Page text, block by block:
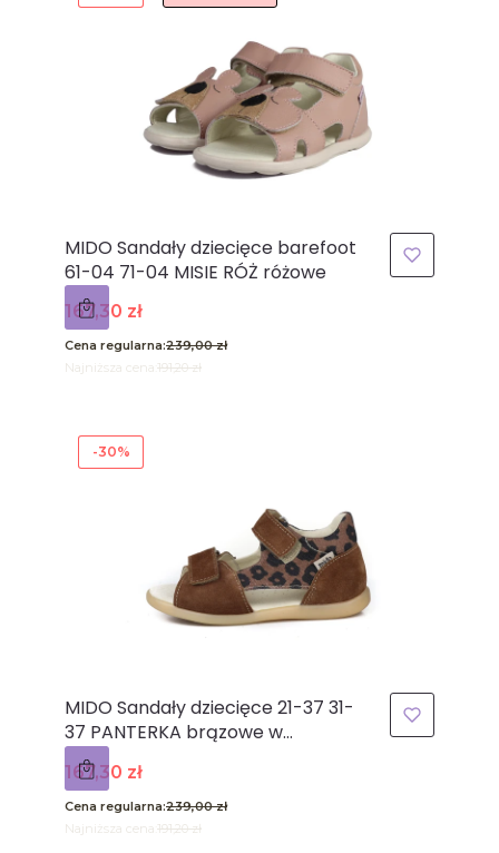
MIDO Sandały dziecięce barefoot
61-04 71-04 MISIE RÓŻ różowe
Cena promocyjna
167,30 zł
Cena regularna:239,00 zł
Najniższa cena: 191,20 zł
MIDO Sandały dziecięce 21-37 31-
37 PANTERKA brązowe w
panterkę odkryte palce
Cena promocyjna
167,30 zł
Cena regularna:239,00 zł
-30%
Najniższa cena: 191,20 zł